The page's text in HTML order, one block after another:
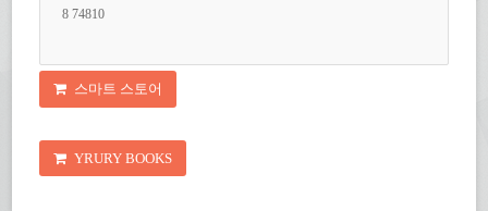
8 74810
스마트 스토어
YRURY BOOKS